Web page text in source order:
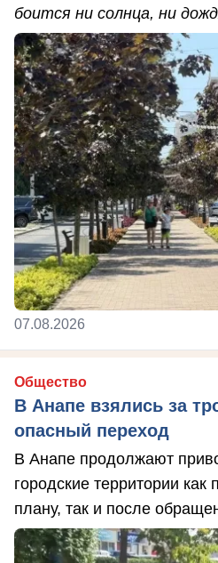
боится ни солнца, ни
07.08.2026
Общество
В Анапе взялись за
опасный переход
В Анапе продолжают
городские территории
плану, так и после